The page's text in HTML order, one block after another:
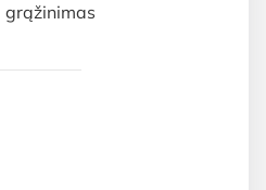
grąžinimas